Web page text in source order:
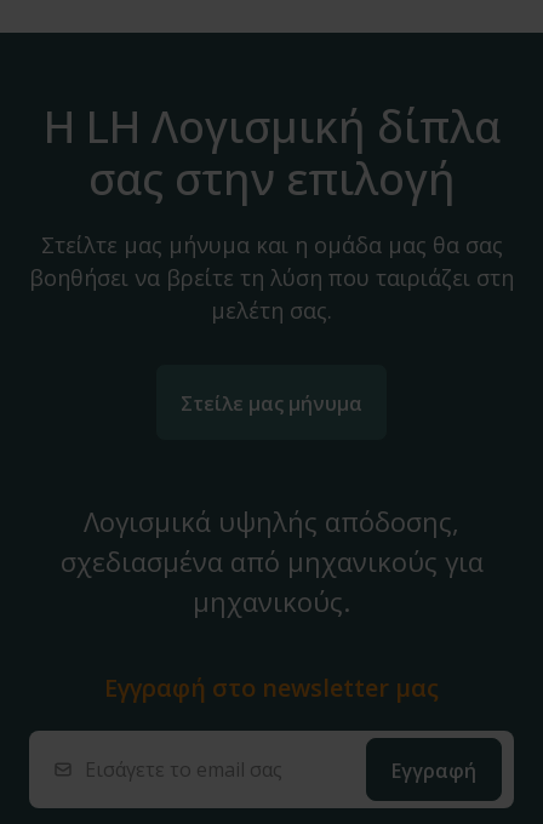
Η LH Λογισμική δίπλα
σας στην επιλογή
Στείλτε μας μήνυμα και η ομάδα μας θα σας
βοηθήσει να βρείτε τη λύση που ταιριάζει στη
μελέτη σας.
Στείλε μας μήνυμα
Λογισμικά υψηλής απόδοσης,
σχεδιασμένα από μηχανικούς για
μηχανικούς.
Εγγραφή στο newsletter μας